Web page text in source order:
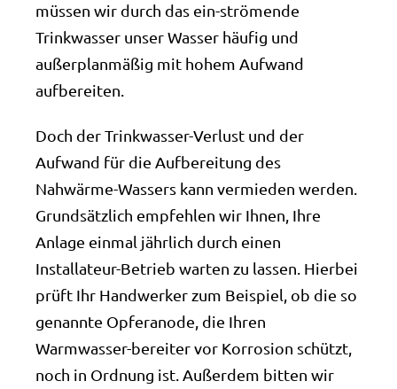
müssen wir durch das ein-strömende
Trinkwasser unser Wasser häufig und
außerplanmäßig mit hohem Aufwand
aufbereiten.
Doch der Trinkwasser-Verlust und der
Aufwand für die Aufbereitung des
Nahwärme-Wassers kann vermieden werden.
Grundsätzlich empfehlen wir Ihnen, Ihre
Anlage einmal jährlich durch einen
Installateur-Betrieb warten zu lassen. Hierbei
prüft Ihr Handwerker zum Beispiel, ob die so
genannte Opferanode, die Ihren
Warmwasser-bereiter vor Korrosion schützt,
noch in Ordnung ist. Außerdem bitten wir